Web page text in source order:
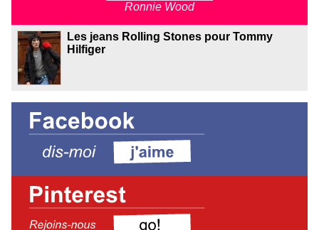
Ronnie Wood
Les jeans Rolling Stones pour Tommy
Hilfiger